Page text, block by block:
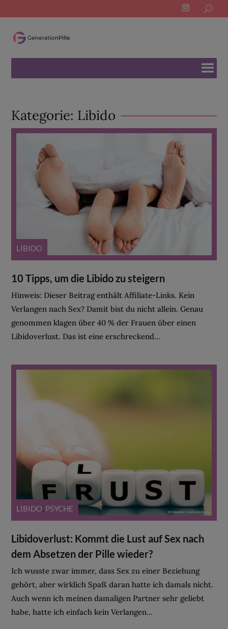
for:
Kategorie: Libido
LIBIDO
10 Tipps, um die Libido zu steigern
Hinweis: Dieser Beitrag enthält Affiliate-Links. Kein
Verlangen nach Sex? Damit bist du nicht allein. Genau
genommen klagen über 40 % der Frauen über einen
Libidoverlust. Das ist eine erschreckend...
LIBIDO, PSYCHE
Libidoverlust: Kommt die Lust auf Sex nach
dem Absetzen der Pille wieder?
Ich wusste zwar immer, dass Sex zu einer Beziehung
gehört, aber wirklich Spaß daran hatte ich damals nicht.
Auch wenn ich meinen damaligen Partner sehr geliebt
habe, hatte ich einfach kein Verlangen...